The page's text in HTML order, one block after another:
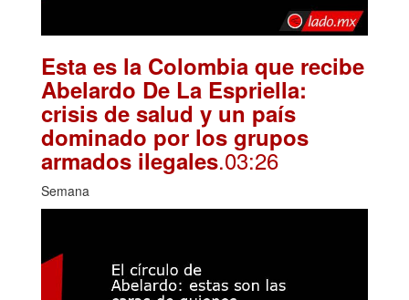
Esta es la Colombia que recibe
Abelardo De La Espriella:
crisis de salud y un país
dominado por los grupos
armados ilegales.03:26
Semana